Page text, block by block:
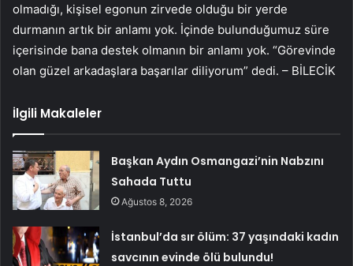
olmadığı, kişisel egonun zirvede olduğu bir yerde
durmanın artık bir anlamı yok. İçinde bulunduğumuz süre
içerisinde bana destek olmanın bir anlamı yok. “Görevinde
olan güzel arkadaşlara başarılar diliyorum” dedi. – BİLECİK
İlgili Makaleler
Başkan Aydın Osmangazi’nin Nabzını
Sahada Tuttu
Ağustos 8, 2026
İstanbul’da sır ölüm: 37 yaşındaki kadın
savcının evinde ölü bulundu!